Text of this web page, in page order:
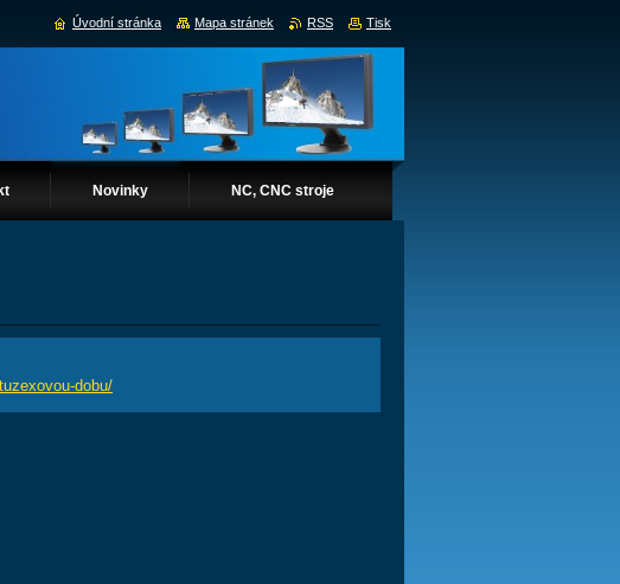
Novinky NC, CNC stroje
dobu/
Úvodní stránka Mapa stránek RSS Tisk